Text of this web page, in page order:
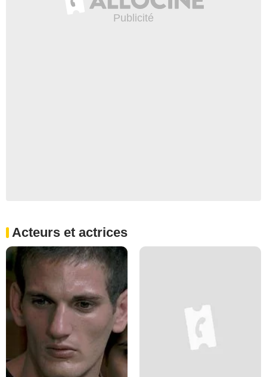
Acteurs et actrices